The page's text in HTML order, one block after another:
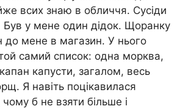
всих знаю в обличчя. Сусіди
у мене один дідок. Щоранку
до мене в магазин. У нього
самий список: одна морква,
капусти, загалом, весь
Я навіть поцікавилася
б не взяти більше і